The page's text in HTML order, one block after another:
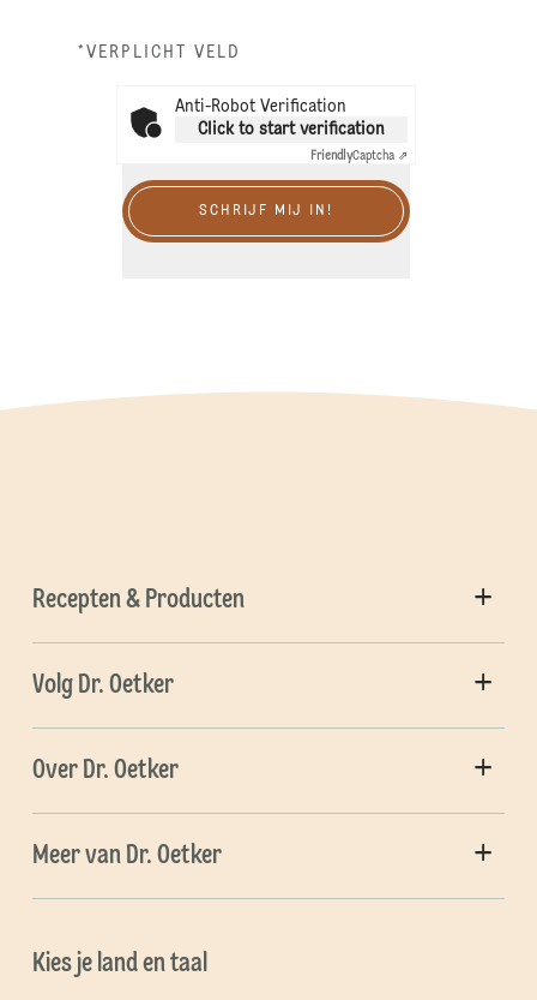
*VERPLICHT VELD
Anti-Robot Verification
Click to start verification
FriendlyCaptcha ⇗
SCHRIJF MIJ IN!
Recepten & Producten
Volg Dr. Oetker
Over Dr. Oetker
Meer van Dr. Oetker
Kies je land en taal